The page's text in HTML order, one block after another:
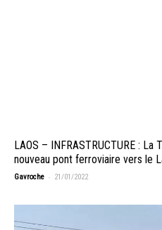
LAOS – INFRASTRUCTURE :
nouveau pont ferroviaire vers le
Gavroche - 21/01/2022